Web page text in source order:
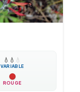
💧 💧 💧
VARIABLE
ROUGE